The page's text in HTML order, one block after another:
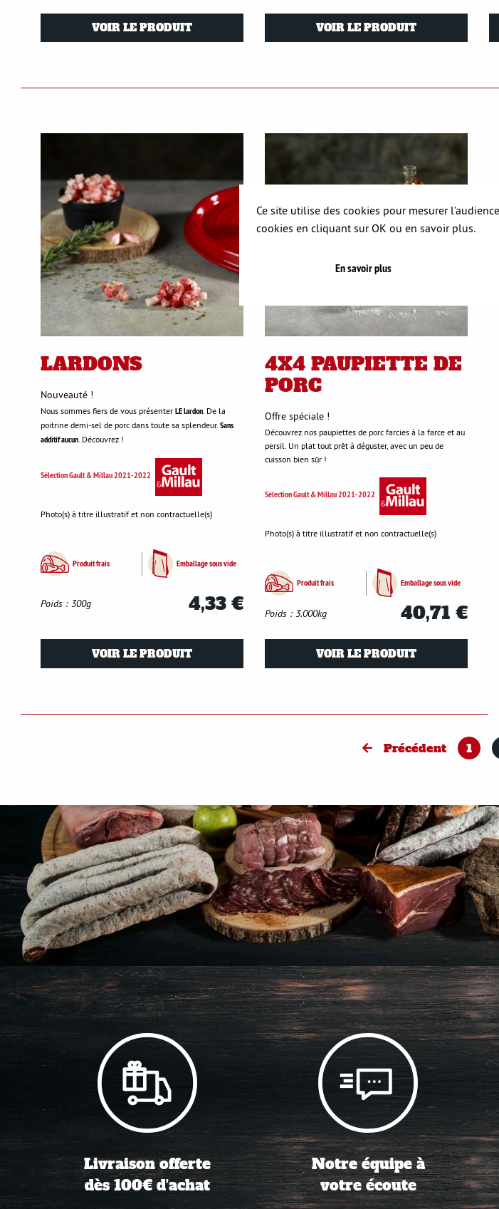
VOIR LE PRODUIT VOIR LE PRODUIT
LARDONS
Nouveauté !
Nous sommes fiers de vous présenter LE lardon. De la
poitrine demi-sel de porc dans toute sa splendeur. Sans
additif aucun. Découvrez !
Sélection Gault & Millau 2021-2022
Photo(s) à titre illustratif et non contractuelle(s)
Produit frais Emballage sous vide
Poids : 300g 4,33 €
VOIR LE PRODUIT
4X4 PAUPIETTE DE
PORC
Offre spéciale !
Découvrez nos paupiettes de porc farcies à la farce et au
persil. Un plat tout prêt à déguster, avec un peu de
cuisson bien sûr !
Sélection Gault & Millau 2021-2022
Photo(s) à titre illustratif et non contractuelle(s)
Produit frais Emballage sous vide
Poids : 3.000kg 40,71 €
VOIR LE PRODUIT
Précédent 1
Livraison offerte
dès 100€ d'achat
Notre équipe à
votre écoute
Ce site utilise des cookies pour mesurer
cookies en cliquant sur OK ou en savoir plus.
En savoir plus